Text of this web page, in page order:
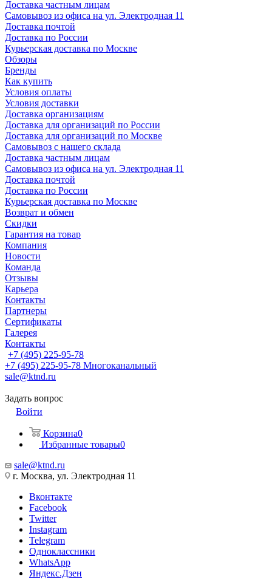
Доставка частным лицам
Самовывоз из офиса на ул. Электродная 11
Доставка почтой
Доставка по России
Курьерская доставка по Москве
Обзоры
Бренды
Как купить
Условия оплаты
Условия доставки
Доставка организациям
Доставка для организаций по России
Доставка для организаций по Москве
Самовывоз с нашего склада
Доставка частным лицам
Самовывоз из офиса на ул. Электродная 11
Доставка почтой
Доставка по России
Курьерская доставка по Москве
Возврат и обмен
Скидки
Гарантия на товар
Компания
Новости
Команда
Отзывы
Карьера
Контакты
Партнеры
Сертификаты
Галерея
Контакты
+7 (495) 225-95-78
+7 (495) 225-95-78 Многоканальный
sale@ktnd.ru
Задать вопрос
Войти
Корзина0
Избранные товары0
sale@ktnd.ru
г. Москва, ул. Электродная 11
Вконтакте
Facebook
Twitter
Instagram
Telegram
Одноклассники
WhatsApp
Яндекс.Дзен